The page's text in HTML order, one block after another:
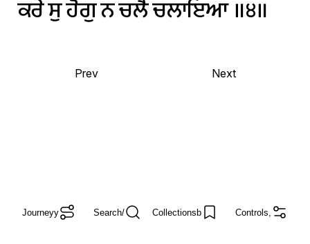
ਕਰੇਸੁਹੋਗੁਨਚਲੈਚਲਾਇਆ॥੪॥
Prev Next
Journeyy Search/ Collectionsb Controls